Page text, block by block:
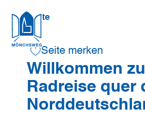
Sie
sind
hier:
Startseite
Seite merken
Willkommen
Radreise quer